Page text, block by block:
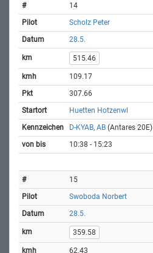
14
Scholz Peter
28.5.
515.46
109.17
307.66
Huetten Hotzenwl
D-KYAB, AB (Antares 20E)
10:38 - 15:23
15
Swoboda Norbert
28.5.
359.58
62.43